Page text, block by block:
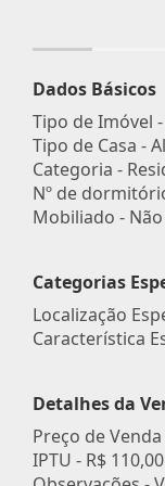
Dados Básicos
Tipo de Imóvel -
Tipo de Casa -
Categoria -
Nº de
Mobiliado - Não
Categorias
Localização
Característica
Detalhes da
Preço de Venda
IPTU - R$ 110,00